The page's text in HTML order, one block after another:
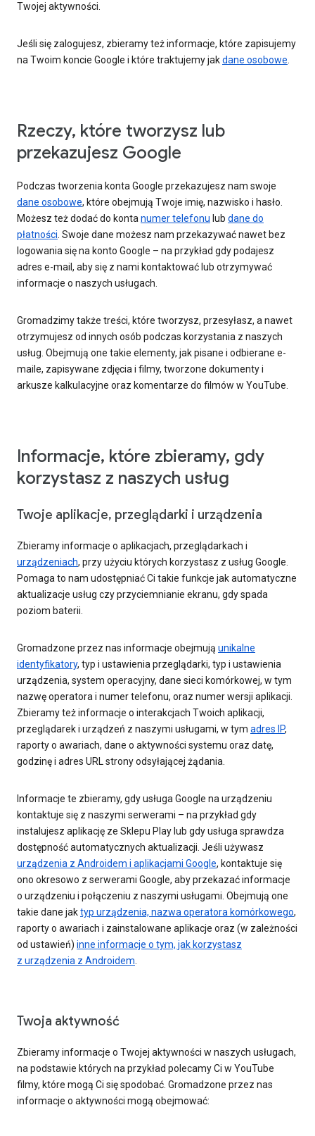
Twojej aktywności.
Jeśli się zalogujesz, zbieramy też informacje, które zapisujemy
na Twoim koncie Google i które traktujemy jakdane osobowe.
Rzeczy, które tworzysz lub
przekazujesz Google
Podczas tworzenia konta Google przekazujesz nam swoje
dane osobowe, które obejmują Twoje imię, nazwisko i hasło.
Możesz też dodać do kontanumer telefonu lub dane do
płatności. Swoje dane możesz nam przekazywać nawet bez
logowania się na konto Google – na przykład gdy podajesz
adres e-mail, aby się z nami kontaktować lub otrzymywać
informacje o naszych usługach.
Gromadzimy także treści, które tworzysz, przesyłasz, a nawet
otrzymujesz od innych osób podczas korzystania z naszych
usług. Obejmują one takie elementy, jak pisane i odbierane e-
maile, zapisywane zdjęcia i filmy, tworzone dokumenty i
arkusze kalkulacyjne oraz komentarze do filmów w YouTube.
Informacje, które zbieramy, gdy
korzystasz z naszych usług
Twoje aplikacje, przeglądarki i urządzenia
Zbieramy informacje o aplikacjach, przeglądarkach i
urządzeniach, przy użyciu których korzystasz z usług Google.
Pomaga to nam udostępniać Ci takie funkcje jak automatyczne
aktualizacje usług czy przyciemnianie ekranu, gdy spada
poziom baterii.
Gromadzone przez nas informacje obejmują unikalne
identyfikatory, typ i ustawienia przeglądarki, typ i ustawienia
urządzenia, system operacyjny, dane sieci komórkowej, w tym
nazwę operatora i numer telefonu, oraz numer wersji aplikacji.
Zbieramy też informacje o interakcjach Twoich aplikacji,
przeglądarek i urządzeń z naszymi usługami, w tym adres IP,
raporty o awariach, dane o aktywności systemu oraz datę,
godzinę i adres URL strony odsyłającej żądania.
Informacje te zbieramy, gdy usługa Google na urządzeniu
kontaktuje się z naszymi serwerami – na przykład gdy
instalujesz aplikację ze Sklepu Play lub gdy usługa sprawdza
dostępność automatycznych aktualizacji. Jeśli używasz
urządzenia z Androidem i aplikacjami Google, kontaktuje się
ono okresowo z serwerami Google, aby przekazać informacje
o urządzeniu i połączeniu z naszymi usługami. Obejmują one
takie dane jaktyp urządzenia, nazwa operatora komórkowego,
raporty o awariach i zainstalowane aplikacje oraz (w zależności
od ustawień) inne informacje o tym, jak korzystasz
z urządzenia z Androidem.
Twoja aktywność
Zbieramy informacje o Twojej aktywności w naszych usługach,
na podstawie których na przykład polecamy Ci w YouTube
filmy, które mogą Ci się spodobać. Gromadzone przez nas
informacje o aktywności mogą obejmować: